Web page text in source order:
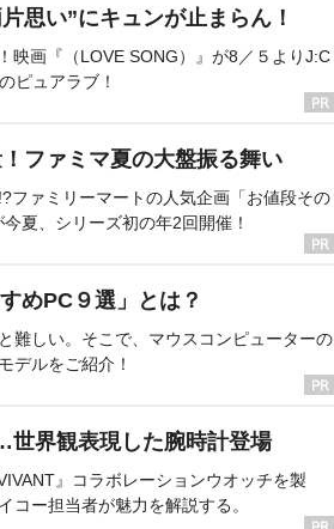
思い”にキュンが止まらん！
映画『（LOVE SONG）』が8／５よりJ:C
ピュアラブ！
ファミマ夏の大盤振る舞い
ファミリーマートの人気企画「お値段その
夏、シリーズ初の年2回開催！
めPC９選」とは？
難しい。そこで、マウスコンピューターの
デルをご紹介！
世界観表現した腕時計登場
』コラボレーションウオッチを製
コー担当者が魅力を解説する。